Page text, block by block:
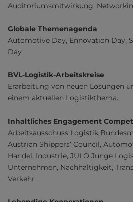
Auditoriumsmitwirkung,
Globale Themenagenda
Automotive Day, Ennovation Day,
Day
BVL-Logistik-Arbeitskreise
Erarbeitung von neuen Lösungen
einem aktuellen Logistikthema.
Inhaltliches Engagement
Arbeitsausschuss Logistik
Austrian Shippers‘ Council,
Handel, Industrie, JULO Junge
Unternehmen, Nachhaltigkeit,
Verkehr